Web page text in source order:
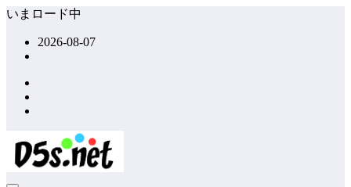
コ
ッ
プ
いまロード中
2026-08-07